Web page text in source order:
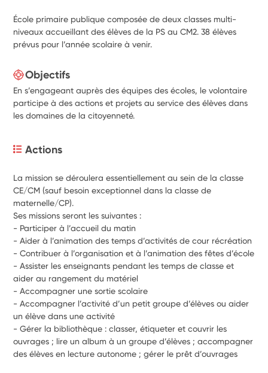
École primaire publique composée de deux classes multi-
niveaux accueillant des élèves de la PS au CM2. 38 élèves
prévus pour l’année scolaire à venir.
Objectifs
En s’engageant auprès des équipes des écoles, le volontaire
participe à des actions et projets au service des élèves dans
les domaines de la citoyenneté.
Actions
La mission se déroulera essentiellement au sein de la classe
CE/CM (sauf besoin exceptionnel dans la classe de
maternelle/CP).
Ses missions seront les suivantes :
- Participer à l’accueil du matin
- Aider à l’animation des temps d’activités de cour récréation
- Contribuer à l’organisation et à l’animation des fêtes d’école
- Assister les enseignants pendant les temps de classe et
aider au rangement du matériel
- Accompagner une sortie scolaire
- Accompagner l’activité d’un petit groupe d’élèves ou aider
un élève dans une activité
- Gérer la bibliothèque : classer, étiqueter et couvrir les
ouvrages ; lire un album à un groupe d’élèves ; accompagner
des élèves en lecture autonome ; gérer le prêt d’ouvrages